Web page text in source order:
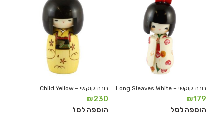
בובת קוקשי – Long Sleaves White
₪179
הוספה לסל
בובת קוקשי – Child Yellow
₪230
הוספה לסל